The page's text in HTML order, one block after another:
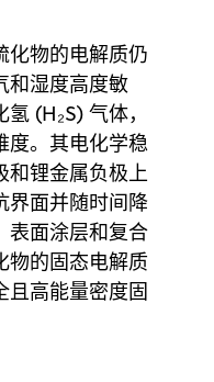
化物的电解质仍
和湿度高度敏
(H₂S) 气体，
度。其电化学稳
和锂金属负极上
界面并随时间降
表面涂层和复合
物的固态电解质
且高能量密度固